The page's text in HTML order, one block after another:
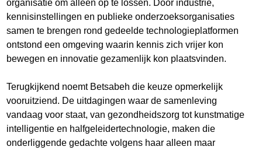
organisatie om alleen op te lossen. Door industrie,
kennisinstellingen en publieke onderzoeksorganisaties
samen te brengen rond gedeelde technologieplatformen
ontstond een omgeving waarin kennis zich vrijer kon
bewegen en innovatie gezamenlijk kon plaatsvinden.
Terugkijkend noemt Betsabeh die keuze opmerkelijk
vooruitziend. De uitdagingen waar de samenleving
vandaag voor staat, van gezondheidszorg tot kunstmatige
intelligentie en halfgeleidertechnologie, maken die
onderliggende gedachte volgens haar alleen maar